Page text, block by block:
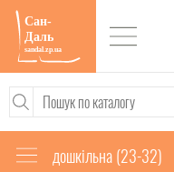
дошкільна (23-32)